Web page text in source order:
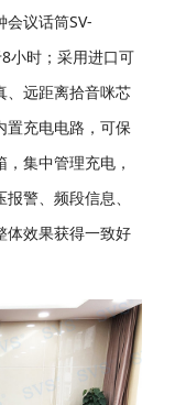
会议话筒SV-
小时；采用进口可
、远距离拾音咪芯
置充电电路，可保
集中管理充电，
警、频段信息、
体效果获得一致好